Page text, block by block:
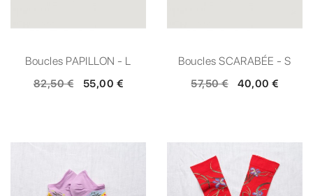
Boucles PAPILLON - L
82,50 € 55,00 €
Boucles SCARABÉE - S
57,50 € 40,00 €